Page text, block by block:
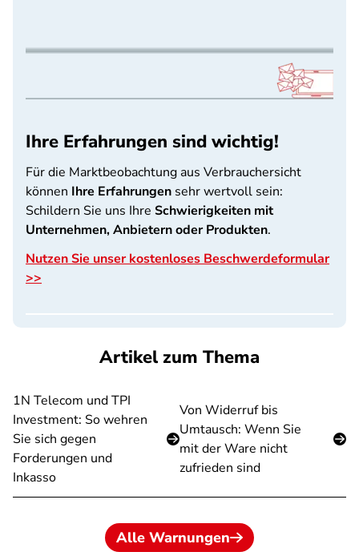
Ihre Erfahrungen sind wichtig!
Für die Marktbeobachtung aus Verbrauchersicht
können Ihre Erfahrungen sehr wertvoll sein:
Schildern Sie uns Ihre Schwierigkeiten mit
Unternehmen, Anbietern oder Produkten.
Nutzen Sie unser kostenloses Beschwerdeformular
>>
Artikel zum Thema
1N Telecom und TPI
Investment: So wehren
Sie sich gegen
Forderungen und
Inkasso
Von Widerruf bis
Umtausch: Wenn Sie
mit der Ware nicht
zufrieden sind
Alle Warnungen